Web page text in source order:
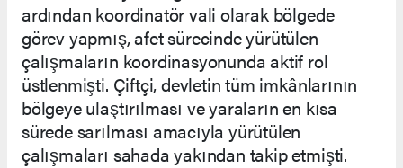
ardından koordinatör vali olarak bölgede
görev yapmış, afet sürecinde yürütülen
çalışmaların koordinasyonunda aktif rol
üstlenmişti. Çiftçi, devletin tüm imkânlarının
bölgeye ulaştırılması ve yaraların en kısa
sürede sarılması amacıyla yürütülen
çalışmaları sahada yakından takip etmişti.